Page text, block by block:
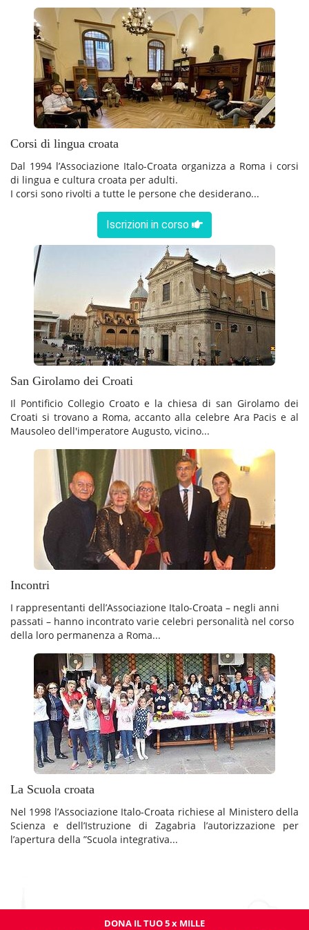
Corsi di lingua croata
Dal 1994 l’Associazione Italo-Croata organizza a Roma i corsi
di lingua e cultura croata per adulti.
I corsi sono rivolti a tutte le persone che desiderano...
Iscrizioni in corso
San Girolamo dei Croati
Il Pontificio Collegio Croato e la chiesa di san Girolamo dei
Croati si trovano a Roma, accanto alla celebre Ara Pacis e al
Mausoleo dell'imperatore Augusto, vicino...
Incontri
I rappresentanti dell’Associazione Italo-Croata – negli anni
passati – hanno incontrato varie celebri personalità nel corso
della loro permanenza a Roma...
La Scuola croata
Nel 1998 l’Associazione Italo-Croata richiese al Ministero della
Scienza e dell’Istruzione di Zagabria l’autorizzazione per
l’apertura della ”Scuola integrativa...
DONA IL TUO 5 x MILLE